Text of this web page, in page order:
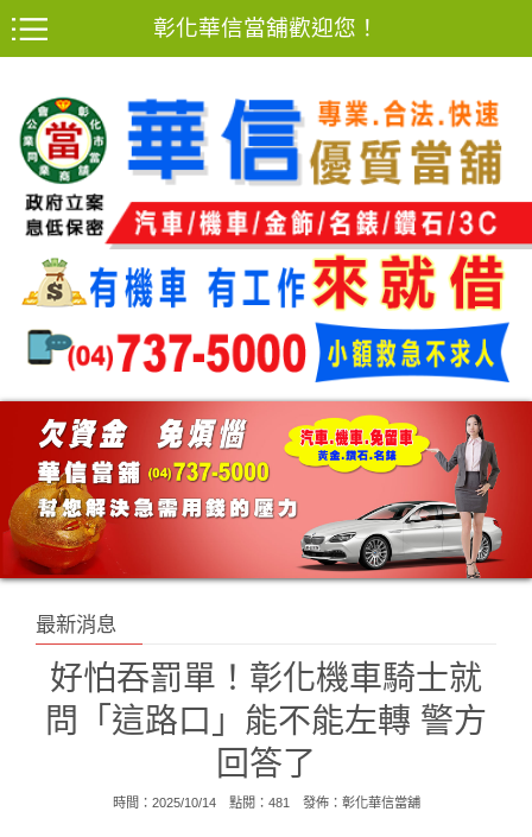
彰化華信當舖歡迎您！
最新消息
好怕吞罰單！彰化機車騎士就
問「這路口」能不能左轉 警方
回答了
時間：2025/10/14 點閱：481 發佈： 彰化華信當舖